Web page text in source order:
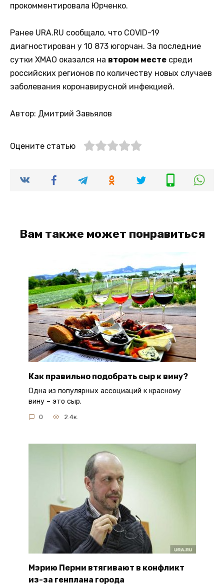
прокомментировала Юрченко.
Ранее URA.RU сообщало, что COVID-19
диагностирован у 10 873 югорчан. За последние
сутки ХМАО оказался на втором месте среди
российских регионов по количеству новых случаев
заболевания коронавирусной инфекцией.
Автор: Дмитрий Завьялов
Оцените статью
Вам также может понравиться
Как правильно подобрать сыр к вину?
Одна из популярных ассоциаций к красному
вину – это сыр.
0 2.4к.
Мэрию Перми втягивают в конфликт
из-за генплана города